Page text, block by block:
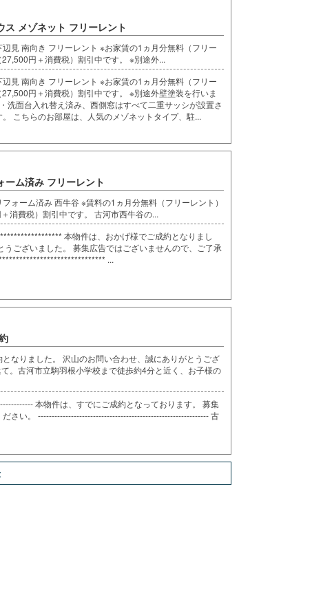
メゾネット フリーレント
見 南向き フリーレント ※お家賃の1ヵ月分無料（フリー
円＋消費税）割引中です。 ※別途外...
見 南向き フリーレント ※お家賃の1ヵ月分無料（フリー
円＋消費税）割引中です。 ※別途外壁塗装を行いま
洗面台入れ替え済み、西側窓はすべて二重サッシが設置さ
こちらのお部屋は、人気のメゾネットタイプ、駐...
ーム済み フリーレント
ォーム済み 西牛谷 ※賃料の1ヵ月分無料（フリーレント）
消費税）割引中です。 古河市西牛谷の...
本物件は、おかげ様でご成約となりまし
ございました。 募集広告ではございませんので、ご了承
...
なりました。 沢山のお問い合わせ、誠にありがとうござ
。古河市立駒羽根小学校まで徒歩約4分と近く、お子様の
本物件は、すでにご成約となっております。 募集
さい。 -------------------------------------------------------------- 古